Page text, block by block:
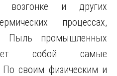
возгонке и других
процессах,
Пыль промышленных
собой самые
По своим физическим и